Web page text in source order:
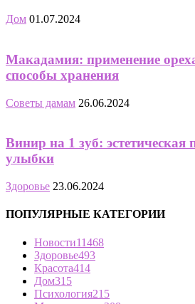
Дом 01.07.2024
Макадамия: применение
способы хранения
Советы дамам 26.06.2024
Винир на 1 зуб: эстетическая
улыбки
Здоровье 23.06.2024
ПОПУЛЯРНЫЕ КАТЕГОРИИ
Новости11468
Здоровье493
Красота414
Дом315
Психология215